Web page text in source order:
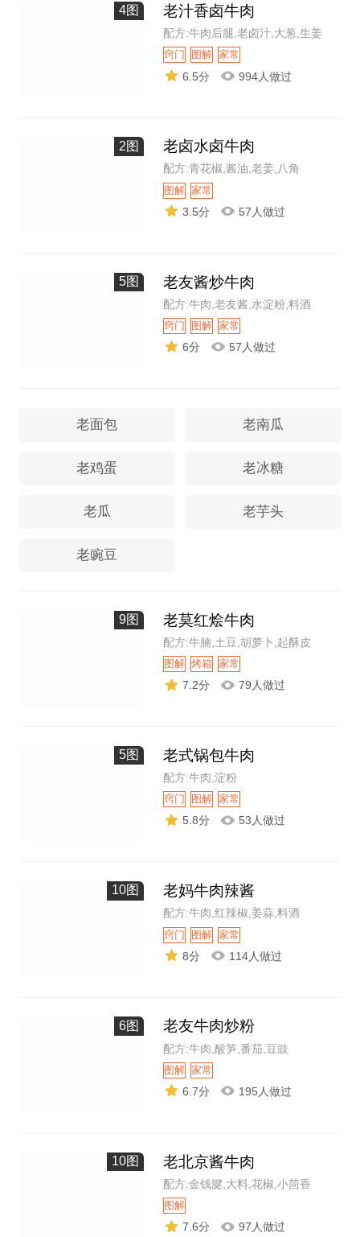
4图 老汁香卤牛肉
配方:牛肉后腿,老卤汁,大葱,生姜
窍门 图解 家常
6.5分 994人做过
2图 老卤水卤牛肉
配方:青花椒,酱油,老姜,八角
图解 家常
3.5分 57人做过
5图 老友酱炒牛肉
配方:牛肉,老友酱,水淀粉,料酒
窍门 图解 家常
6分 57人做过
老面包 老南瓜
老鸡蛋 老冰糖
老瓜 老芋头
老豌豆
9图 老莫红烩牛肉
配方:牛腩,土豆,胡萝卜,起酥皮
图解 烤箱 家常
7.2分 79人做过
5图 老式锅包牛肉
配方:牛肉,淀粉
窍门 图解 家常
5.8分 53人做过
10图 老妈牛肉辣酱
配方:牛肉,红辣椒,姜蒜,料酒
窍门 图解 家常
8分 114人做过
6图 老友牛肉炒粉
配方:牛肉,酸笋,番茄,豆豉
图解 家常
6.7分 195人做过
10图 老北京酱牛肉
配方:金钱腱,大料,花椒,小茴香
图解
7.6分 97人做过